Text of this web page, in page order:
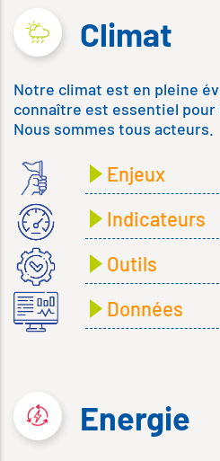
Climat
Notre climat est en pleine
connaître est essentiel pour
Nous sommes tous acteurs.
Enjeux
Indicateurs
Outils
Données
Energie